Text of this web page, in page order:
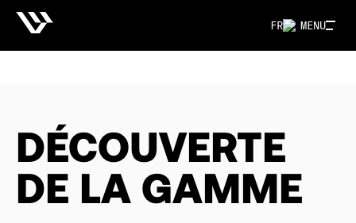
MENU
FR
DÉCOUVERTE
DE LA GAMME